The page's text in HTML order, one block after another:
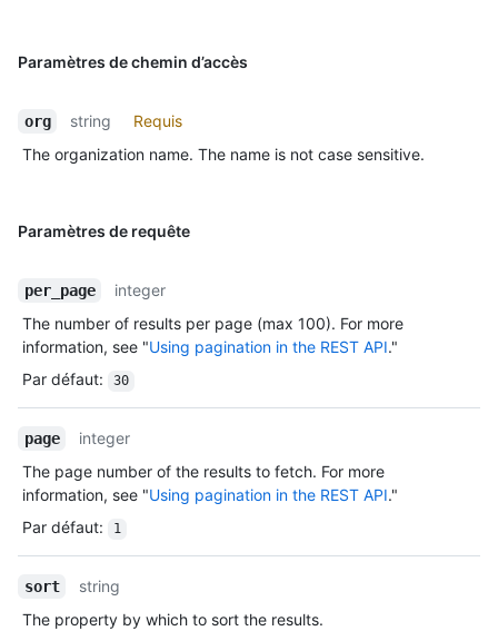
Paramètres de chemin d’accès
org string
Requis
The organization name. The name is not case sensitive.
Paramètres de requête
per_page
integer
The number of results per page (max 100). For more
information, see "Using pagination in the REST API."
Par défaut: 30
page
integer
The page number of the results to fetch. For more
information, see "Using pagination in the REST API."
Par défaut: 1
sort
string
The property by which to sort the results.